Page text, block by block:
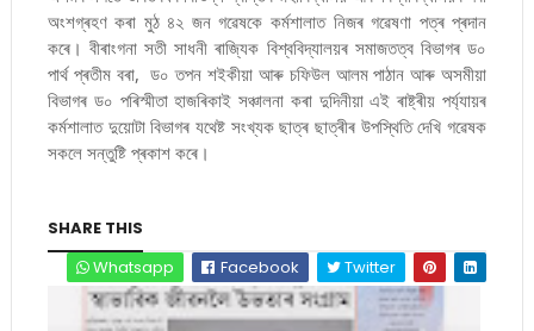
অংশগ্ৰহণ কৰা মুঠ ৪২ জন গৱেষকে কৰ্মশালাত নিজৰ গৱেষণা পত্ৰ প্ৰদান
কৰে। বীৰাংগনা সতী সাধনী ৰাজ্যিক বিশ্ববিদ্যালয়ৰ সমাজতত্ব বিভাগৰ ড০
পাৰ্থ প্ৰতীম বৰা, ড০ তপন শইকীয়া আৰু চফিউল আলম পাঠান আৰু অসমীয়া
বিভাগৰ ড০ পৰিস্মীতা হাজৰিকাই সঞ্চালনা কৰা দুদিনীয়া এই ৰাষ্ট্ৰীয় পৰ্য্যায়ৰ
কৰ্মশালাত দুয়োটা বিভাগৰ যথেষ্ট সংখ্যক ছাত্ৰ ছাত্ৰীৰ উপস্থিতি দেখি গৱেষক
সকলে সন্তুষ্টি প্ৰকাশ কৰে।
SHARE THIS
Whatsapp
Facebook Twitter